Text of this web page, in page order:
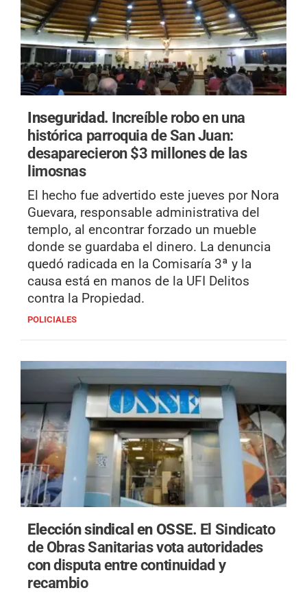
Inseguridad. Increíble robo en una
histórica parroquia de San Juan:
desaparecieron $3 millones de las
limosnas
El hecho fue advertido este jueves por Nora
Guevara, responsable administrativa del
templo, al encontrar forzado un mueble
donde se guardaba el dinero. La denuncia
quedó radicada en la Comisaría 3ª y la
causa está en manos de la UFI Delitos
contra la Propiedad.
POLICIALES
Elección sindical en OSSE. El Sindicato
de Obras Sanitarias vota autoridades
con disputa entre continuidad y
recambio